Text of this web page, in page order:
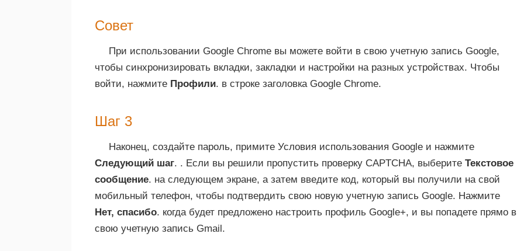
Совет
При использовании Google Chrome вы можете войти в свою учетную запись Google,
чтобы синхронизировать вкладки, закладки и настройки на разных устройствах. Чтобы
войти, нажмите Профили. в строке заголовка Google Chrome.
Шаг 3
Наконец, создайте пароль, примите Условия использования Google и нажмите
Следующий шаг. . Если вы решили пропустить проверку CAPTCHA, выберите Текстовое
сообщение. на следующем экране, а затем введите код, который вы получили на свой
мобильный телефон, чтобы подтвердить свою новую учетную запись Google. Нажмите
Нет, спасибо. когда будет предложено настроить профиль Google+, и вы попадете прямо в
свою учетную запись Gmail.